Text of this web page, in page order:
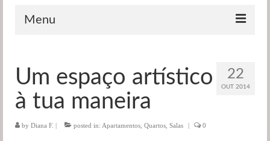
Menu
Casas de banho
Cozinhas
Quartos
22
OUT 2014
Um espaço artístico
à tua maneira
by Diana F. | posted in: Apartamentos Quartos Salas | 0